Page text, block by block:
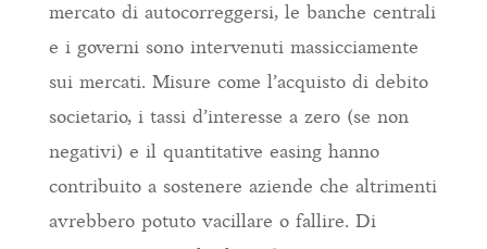
mercato di autocorreggersi, le banche centrali
e i governi sono intervenuti massicciamente
sui mercati. Misure come l’acquisto di debito
societario, i tassi d’interesse a zero (se non
negativi) e il quantitative easing hanno
contribuito a sostenere aziende che altrimenti
avrebbero potuto vacillare o fallire. Di